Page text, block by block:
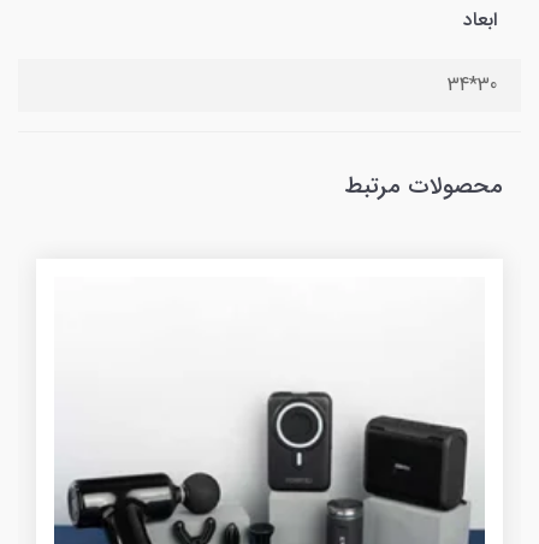
ابعاد
30*34
محصولات مرتبط